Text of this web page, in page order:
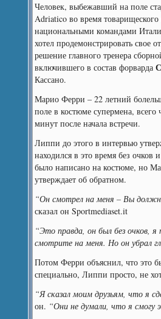
Человек, выбежавший на поле
Adriatico во время
национальными командами
хотел продемонстрировать свое
решение главного тренера
включившего в состав форварда
Кассано.
Марио Ферри – 22 летний
поле в костюме супермена, всего
минут после начала встречи.
Липпи до этого в интервью
находился в это время без очков
было написано на костюме, но
утверждает об обратном.
“Он смотрел на меня – Вы
сказал он Sportmediaset.it
“Это правда, он был без очков, я
смотрите на меня. Но он убрал
Потом Ферри объяснил, что это
специально, Липпи просто, не
“Я сказал моим друзьям, что я
он. “Они не думали, что я смогу